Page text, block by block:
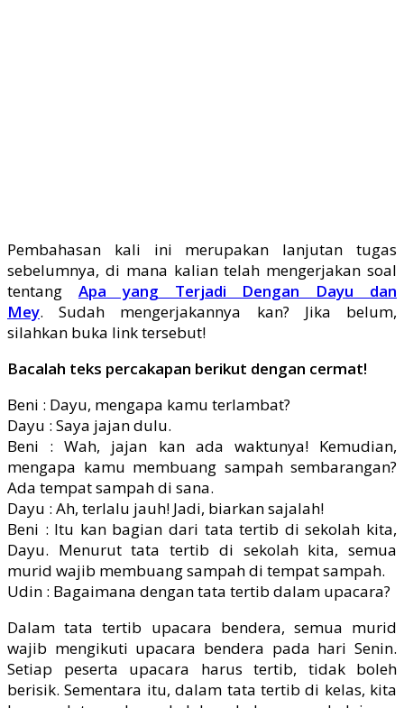
Pembahasan kali ini merupakan lanjutan tugas
sebelumnya, di mana kalian telah mengerjakan soal
tentang Apa yang Terjadi Dengan Dayu dan
Mey. Sudah mengerjakannya kan? Jika belum,
silahkan buka link tersebut!
Bacalah teks percakapan berikut dengan cermat!
Beni : Dayu, mengapa kamu terlambat?
Dayu : Saya jajan dulu.
Beni : Wah, jajan kan ada waktunya! Kemudian,
mengapa kamu membuang sampah sembarangan?
Ada tempat sampah di sana.
Dayu : Ah, terlalu jauh! Jadi, biarkan sajalah!
Beni : Itu kan bagian dari tata tertib di sekolah kita,
Dayu. Menurut tata tertib di sekolah kita, semua
murid wajib membuang sampah di tempat sampah.
Udin : Bagaimana dengan tata tertib dalam upacara?
Dalam tata tertib upacara bendera, semua murid
wajib mengikuti upacara bendera pada hari Senin.
Setiap peserta upacara harus tertib, tidak boleh
berisik. Sementara itu, dalam tata tertib di kelas, kita